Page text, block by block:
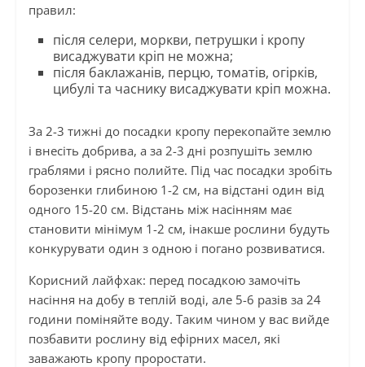
правил:
після селери, моркви, петрушки і кропу
висаджувати кріп не можна;
після баклажанів, перцю, томатів, огірків,
цибулі та часнику висаджувати кріп можна.
За 2-3 тижні до посадки кропу перекопайте землю
і внесіть добрива, а за 2-3 дні розпушіть землю
граблями і рясно полийте. Під час посадки зробіть
борозенки глибиною 1-2 см, на відстані один від
одного 15-20 см. Відстань між насінням має
становити мінімум 1-2 см, інакше рослини будуть
конкурувати один з одною і погано розвиватися.
Корисний лайфхак: перед посадкою замочіть
насіння на добу в теплій воді, але 5-6 разів за 24
години поміняйте воду. Таким чином у вас вийде
позбавити рослину від ефірних масел, які
заважають кропу проростати.